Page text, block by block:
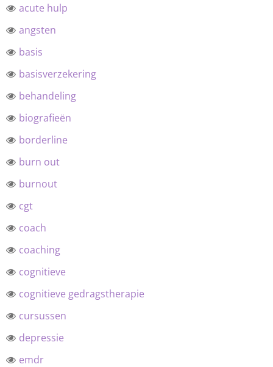
acute hulp
angsten
basis
basisverzekering
behandeling
biografieën
borderline
burn out
burnout
cgt
coach
coaching
cognitieve
cognitieve gedragstherapie
cursussen
depressie
emdr